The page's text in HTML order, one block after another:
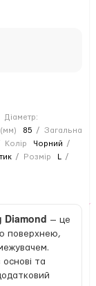
Діаметр:
85
Загальна
Колір
Чорний
Розмір L
Diamond — це
поверхнею,
та